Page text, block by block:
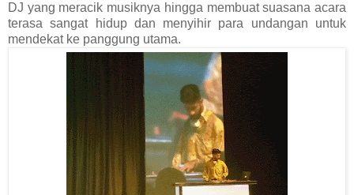
DJ yang meracik musiknya hingga membuat suasana acara
terasa sangat hidup dan menyihir para undangan untuk
mendekat ke panggung utama.